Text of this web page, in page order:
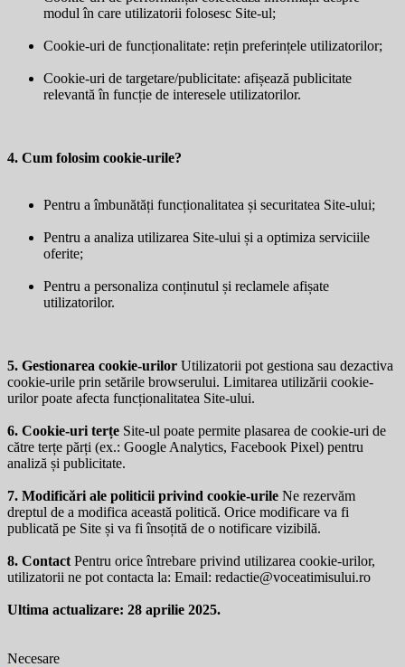
modul în care utilizatorii folosesc Site-ul;
Cookie-uri de funcționalitate: rețin preferințele utilizatorilor;
Cookie-uri de targetare/publicitate: afișează publicitate
relevantă în funcție de interesele utilizatorilor.
4. Cum folosim cookie-urile?
Pentru a îmbunătăți funcționalitatea și securitatea Site-ului;
Pentru a analiza utilizarea Site-ului și a optimiza serviciile
oferite;
Pentru a personaliza conținutul și reclamele afișate
utilizatorilor.
5. Gestionarea cookie-urilor Utilizatorii pot gestiona sau dezactiva
cookie-urile prin setările browserului. Limitarea utilizării cookie-
urilor poate afecta funcționalitatea Site-ului.
6. Cookie-uri terțe Site-ul poate permite plasarea de cookie-uri de
către terțe părți (ex.: Google Analytics, Facebook Pixel) pentru
analiză și publicitate.
7. Modificări ale politicii privind cookie-urile Ne rezervăm
dreptul de a modifica această politică. Orice modificare va fi
publicată pe Site și va fi însoțită de o notificare vizibilă.
8. Contact Pentru orice întrebare privind utilizarea cookie-urilor,
utilizatorii ne pot contacta la: Email: redactie@voceatimisului.ro
Ultima actualizare: 28 aprilie 2025.
Necesare